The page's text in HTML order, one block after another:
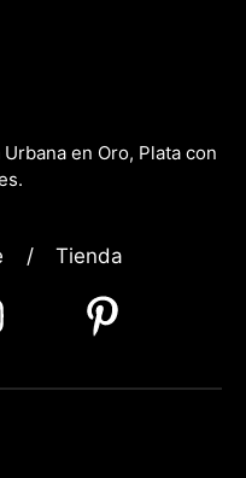
en Oro, Plata con
/ Tienda